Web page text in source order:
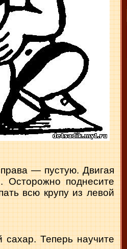
— пустую. Двигая
Осторожно поднесите
всю крупу из левой
Теперь научите